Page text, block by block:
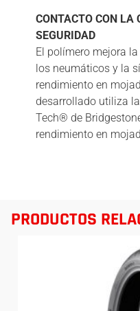
CONTACTO CON LA
SEGURIDAD
El polímero mejora
los neumáticos y la
rendimiento en
desarrollado utiliza
Tech® de
rendimiento en
PRODUCTOS